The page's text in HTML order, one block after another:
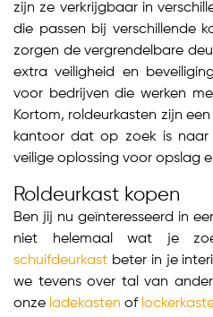
zijn ze verkrijgbaar in
die passen bij verschillende
zorgen de vergrendelbare
extra veiligheid en
voor bedrijven die werken
Kortom, roldeurkasten zijn
kantoor dat op zoek is naar
veilige oplossing voor opslag
Roldeurkast kopen
Ben jij nu geïnteresseerd in
niet helemaal wat je
schuifdeurkast beter in je
we tevens over tal van
onze ladekasten of